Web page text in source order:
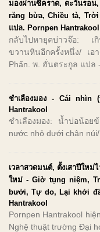
มองผ่านซี่คราด, ตะวันรอน
răng bừa, Chiều tà,
แปล. Pornpen Hantrakool
กลับไปหายุคบ่าวจ๊อ: เ
ขวานหินอีกครั้งหนึ่ง/ เ
Phấn. พ. ฮั่นตระกูล แปล
ชำเลืองมอง - Cái nhìn
Hantrakool
ชำเลืองมอง: น้ำบ่อน้อย
nước nhỏ dưới chân
เวลาสวดมนต์, ตั้งเสาปีให
ใหม่ - Giờ tụng niệm,
bưởi, Tự do, Lại khởi
Hantrakool
Pornpen Hantrakool
Nghệ thuật trường Đại